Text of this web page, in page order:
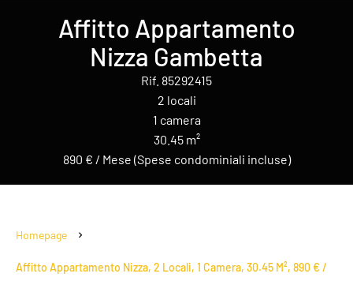
Affitto Appartamento
Nizza Gambetta
Rif. 85292415
2 locali
1 camera
30.45 m²
890 € / Mese (Spese condominiali incluse)
Homepage
Affitto Appartamento Nizza, 2 Locali, 1 Camera, 30.45 M², 890 € /